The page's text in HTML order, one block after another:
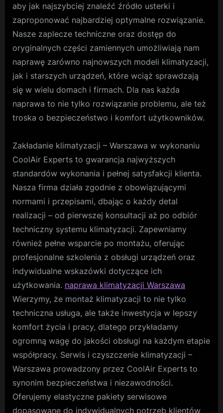
aby jak najszybciej znaleźć źródło usterki i
zaproponować najbardziej optymalne rozwiązanie.
Nasze zaplecze techniczne oraz dostęp do
oryginalnych części zamiennych umożliwiają nam
naprawę zarówno najnowszych modeli klimatyzacji,
jak i starszych urządzeń, które wciąż sprawdzają
się w wielu domach i firmach. Dla nas każda
naprawa to nie tylko rozwiązanie problemu, ale też
troska o bezpieczeństwo i komfort użytkowników.
Zakładanie klimatyzacji – Warszawa w wykonaniu
CoolAir Experts to gwarancja najwyższych
standardów wykonania i pełnej satysfakcji klienta.
Nasza firma działa zgodnie z obowiązującymi
normami i przepisami, dbając o każdy detal
realizacji – od pierwszej konsultacji aż po odbiór
techniczny systemu klimatyzacji. Zapewniamy
również pełne wsparcie po montażu, oferując
profesjonalne szkolenia z obsługi urządzeń oraz
indywidualne wskazówki dotyczące ich
użytkowania. naprawa klimatyzacji Warszawa
Wierzymy, że montaż klimatyzacji to nie tylko
techniczna usługa, ale także inwestycja w lepszy
komfort życia i pracy, dlatego przykładamy
ogromną wagę do jakości obsługi na każdym etapie
współpracy. Serwis i czyszczenie klimatyzacji –
Warszawa prowadzony przez CoolAir Experts to
synonim bezpieczeństwa i niezawodności.
Oferujemy elastyczne pakiety serwisowe
dopasowane do indywidualnych potrzeb klientów